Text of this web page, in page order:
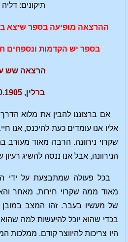
תיקונים: דליה
ההרצאה מופיעה בספר שיצא
בספר יש הקדמות ונספחים
הרצאה שש
ברלין, 11.10.1905
אם ברצוננו להבין את מלוא
אליו אנו עומדים כעת להיכנס, אנו
שקרוי נירוונה. הרבה מאוד
הנירוונה, אבל אנו ננסה להשיג
בכל פעולה שמתבצעת על ידי
מאוד ממה שקרוי חירות, מאחר
של מעשיו בעבר. זהו המצב
בכדי שהוא יוכל להיעשות למה
היו צריכות להיווצר קודם. ממלכות